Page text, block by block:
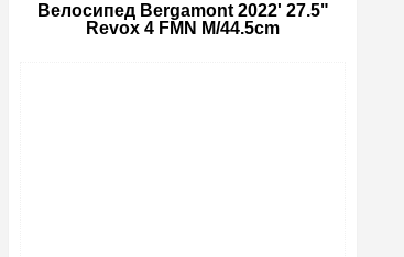
Велосипед Bergamont 2022' 27.5"
Revox 4 FMN M/44.5cm